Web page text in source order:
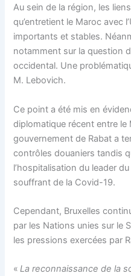
Au sein de la région, les
qu’entretient le Maroc avec
importants et stables.
notamment sur la question
occidental. Une
M. Lebovich.
Ce point a été mis en
diplomatique récent entre le
gouvernement de Rabat a
contrôles douaniers tandis
l’hospitalisation du leader
souffrant de la Covid-19.
Cependant, Bruxelles
par les Nations unies sur le
les pressions exercées par
«La reconnaissance de la